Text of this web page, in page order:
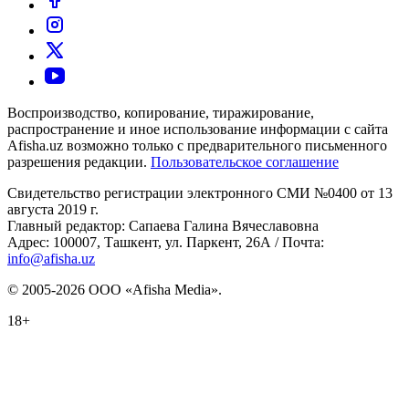
Воспроизводство, копирование, тиражирование,
распространение и иное использование информации с сайта
Afisha.uz возможно только с предварительного письменного
разрешения редакции. Пользовательское соглашение
Свидетельство регистрации электронного СМИ №0400 от 13
августа 2019 г.
Главный редактор: Сапаева Галина Вячеславовна
Адрес: 100007, Ташкент, ул. Паркент, 26А / Почта:
info@afisha.uz
© 2005-2026 ООО «Afisha Media».
18+